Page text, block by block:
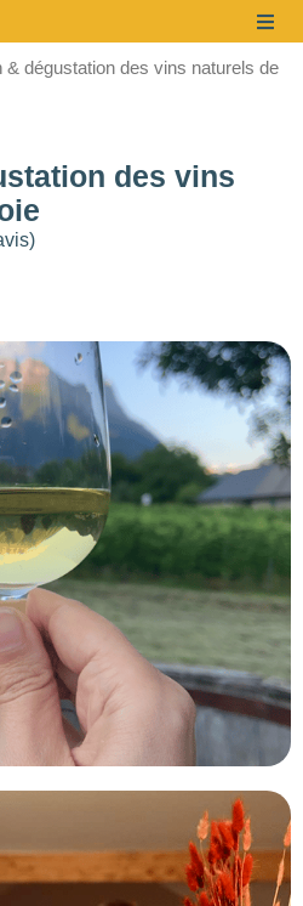
& dégustation des vins naturels de
des vins